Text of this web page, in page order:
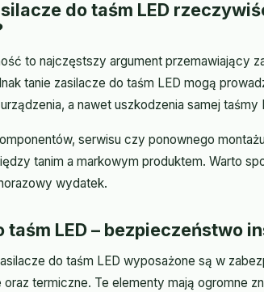
do taśm LED
to najczęstszy argument przemawiający
tanie zasilacze do taśm LED mogą
a nawet uszkodzenia samej taśmy
serwisu czy ponownego
tanim a markowym produktem. Warto
wydatek.
taśm LED – bezpieczeństwo
do taśm LED wyposażone są w
termiczne. Te elementy mają ogromne